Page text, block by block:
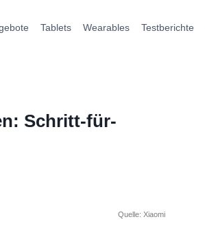
Tablets Wearables Testberichte
Schritt-für-
Quelle: Xiaomi